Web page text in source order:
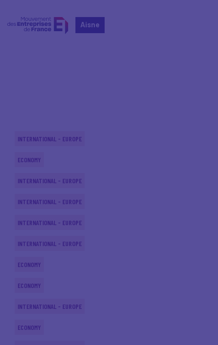
Aisne
INTERNATIONAL - EUROPE
ECONOMY
INTERNATIONAL - EUROPE
INTERNATIONAL - EUROPE
INTERNATIONAL - EUROPE
INTERNATIONAL - EUROPE
ECONOMY
ECONOMY
INTERNATIONAL - EUROPE
ECONOMY